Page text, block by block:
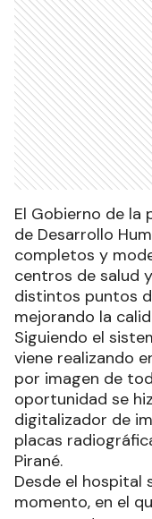
El Gobierno de la
de Desarrollo
completos y
centros de salud
distintos puntos
mejorando la
Siguiendo el
viene realizando
por imagen de
oportunidad se
digitalizador de
placas
Pirané.
Desde el hospital
momento, en el